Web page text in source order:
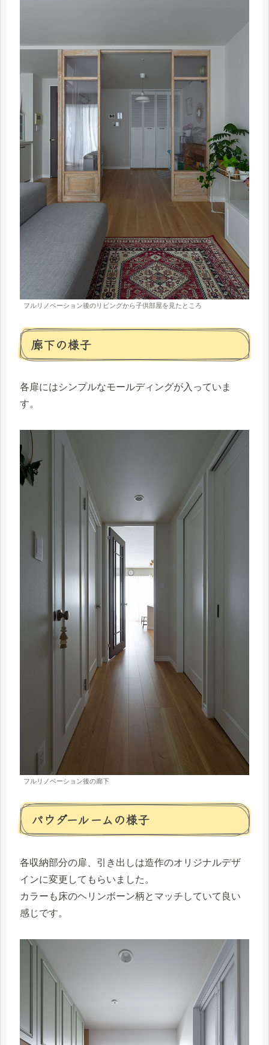
フルリノベーション後のリビングから子供部屋を見たところ
廊下の様子
各扉にはシンプルなモールディングが入っていま
す。
フルリノベーション後の廊下
パウダールームの様子
各収納部分の扉、引き出しは造作のオリジナルデザ
インに変更してもらいました。
カラーも床のヘリンボーン柄とマッチしていて良い
感じです。